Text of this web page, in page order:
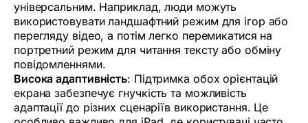
універсальним. Наприклад, люди можуть
використовувати ландшафтний режим для ігор або
перегляду відео, а потім легко перемикатися на
портретний режим для читання тексту або обміну
повідомленнями.
Висока адаптивність: Підтримка обох орієнтацій
екрана забезпечує гнучкість та можливість
адаптації до різних сценаріїв використання. Це